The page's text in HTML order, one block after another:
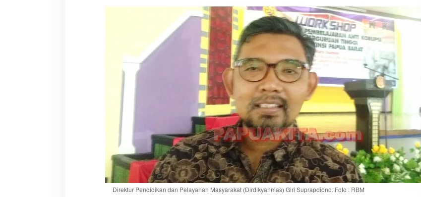
K
p
Direktur Pendidikan dan Pelayanan Masyarakat (Dirdikyanmas) Giri Suprapdiono. Foto : RBM